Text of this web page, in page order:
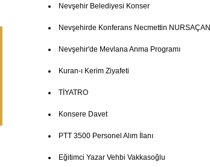
Nevşehir Belediyesi Konser
Nevşehirde Konferans Necmettin NURSAÇAN
Nevşehir'de Mevlana Anma Programı
Kuran-ı Kerim Ziyafeti
TİYATRO
Konsere Davet
PTT 3500 Personel Alım İlanı
Eğitimci Yazar Vehbi Vakkasoğlu